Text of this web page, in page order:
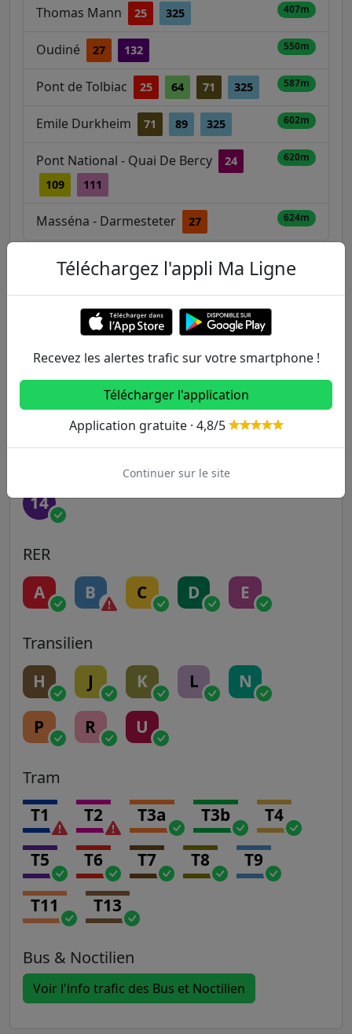
Thomas Mann 25 325 407m
Oudiné 27 132 550m
Pont de Tolbiac 25 64 71 325 587m
Emile Durkheim 71 89 325 602m
Pont National - Quai De Bercy
24
109
111
620m
Masséna - Darmesteter 27 624m
Autres lignes
1 2 3 3B 4
5 6 7 7B 8
14
RER
A B C D E
Transilien
H J K L N
P R U
Tram
T1 T2 T3a T3b T4
T5 T6 T7 T8 T9
T11 T13
Bus & Noctilien
Voir l'info trafic des Bus et Noctilien
Téléchargez l'appli Ma Ligne
Recevez les alertes trafic sur votre smartphone !
Télécharger l'application
Application gratuite · 4,8/5
Continuer sur le site